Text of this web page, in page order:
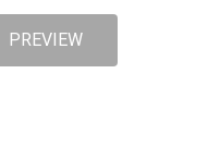
PREVIEW